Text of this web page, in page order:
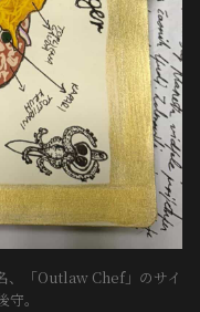
、「Outlaw Chef」のサイ
。